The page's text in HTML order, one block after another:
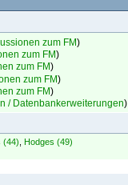
zum FM)
zum FM)
zum FM)
zum FM)
zum FM)
/ Datenbankerweiterungen)
(44) Hodges (49)